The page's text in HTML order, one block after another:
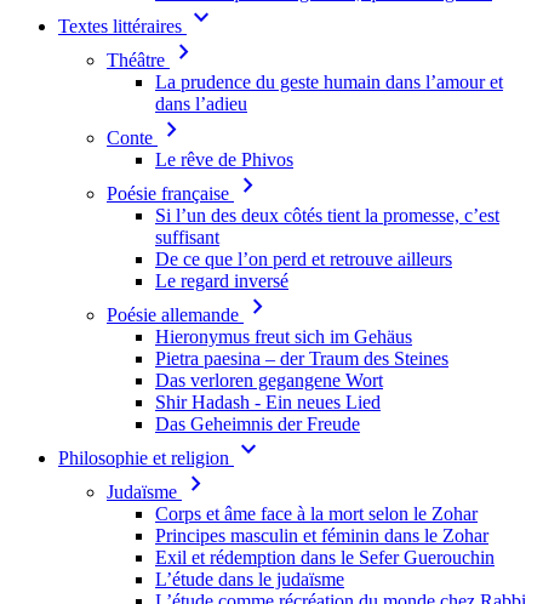
Textes littéraires keyboard_arrow_down
Théâtre chevron_right
La prudence du geste humain dans l’amour et
dans l’adieu
Conte
chevron_right
Le rêve de Phivos
Poésie française
chevron_right
Si l’un des deux côtés tient la promesse, c’est
suffisant
De ce que l’on perd et retrouve ailleurs
Le regard inversé
Poésie allemande
chevron_right
Hieronymus freut sich im Gehäus
Pietra paesina – der Traum des Steines
Das verloren gegangene Wort
Shir Hadash - Ein neues Lied
Das Geheimnis der Freude
Philosophie et religion
keyboard_arrow_down
Judaïsme chevron_right
Corps et âme face à la mort selon le Zohar
Principes masculin et féminin dans le Zohar
Exil et rédemption dans le Sefer Guerouchin
L’étude dans le judaïsme